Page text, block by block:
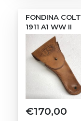
FONDINA COLT
1911 A1 WW II
€170,00